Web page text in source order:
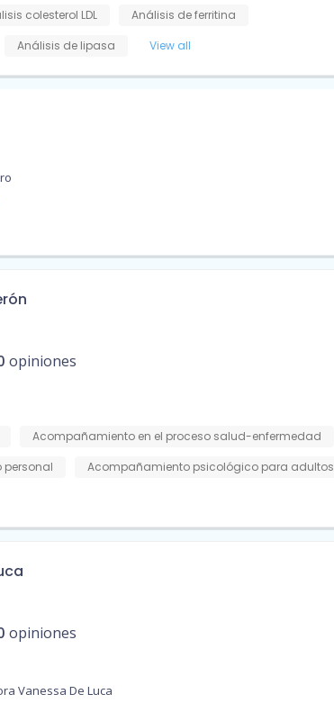
colesterol LDL
Análisis de ferritina
Análisis de lipasa View all
opiniones
Acompañamiento en el proceso salud-enfermedad
personal
Acompañamiento psicológico para adultos
opiniones
Vanessa De Luca